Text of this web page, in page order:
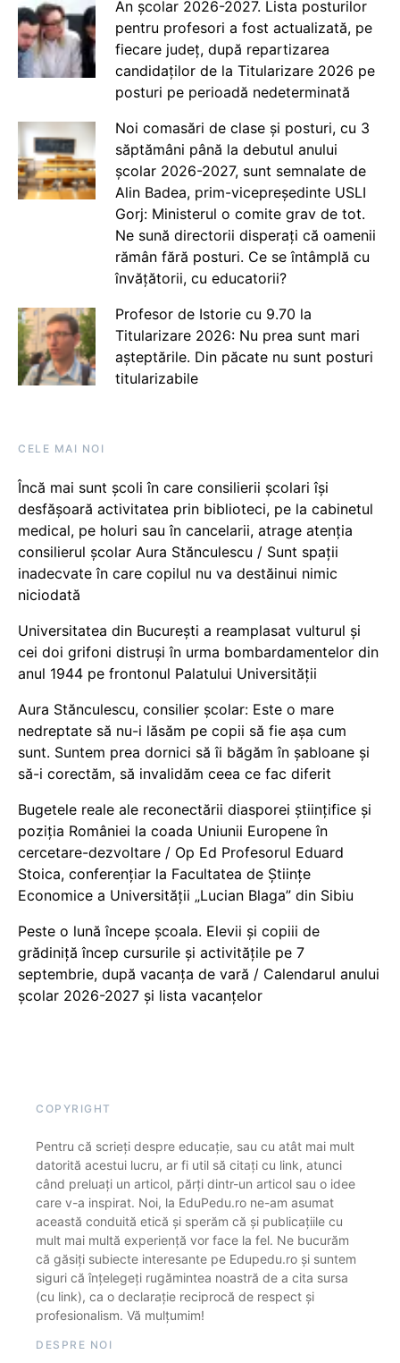
An școlar 2026-2027. Lista posturilor
pentru profesori a fost actualizată, pe
fiecare județ, după repartizarea
candidaților de la Titularizare 2026 pe
posturi pe perioadă nedeterminată
Noi comasări de clase și posturi, cu 3
săptămâni până la debutul anului
școlar 2026-2027, sunt semnalate de
Alin Badea, prim-vicepreședinte USLI
Gorj: Ministerul o comite grav de tot.
Ne sună directorii disperați că oamenii
rămân fără posturi. Ce se întâmplă cu
învățătorii, cu educatorii?
Profesor de Istorie cu 9.70 la
Titularizare 2026: Nu prea sunt mari
așteptările. Din păcate nu sunt posturi
titularizabile
CELE MAI NOI
Încă mai sunt școli în care consilierii școlari își
desfășoară activitatea prin biblioteci, pe la cabinetul
medical, pe holuri sau în cancelarii, atrage atenția
consilierul școlar Aura Stănculescu / Sunt spații
inadecvate în care copilul nu va destăinui nimic
niciodată
Universitatea din București a reamplasat vulturul și
cei doi grifoni distruși în urma bombardamentelor din
anul 1944 pe frontonul Palatului Universității
Aura Stănculescu, consilier școlar: Este o mare
nedreptate să nu-i lăsăm pe copii să fie așa cum
sunt. Suntem prea dornici să îi băgăm în șabloane și
să-i corectăm, să invalidăm ceea ce fac diferit
Bugetele reale ale reconectării diasporei științifice și
poziția României la coada Uniunii Europene în
cercetare-dezvoltare / Op Ed Profesorul Eduard
Stoica, conferențiar la Facultatea de Științe
Economice a Universității „Lucian Blaga” din Sibiu
Peste o lună începe școala. Elevii și copiii de
grădiniță încep cursurile și activitățile pe 7
septembrie, după vacanța de vară / Calendarul anului
școlar 2026-2027 și lista vacanțelor
COPYRIGHT
Pentru că scrieți despre educație, sau cu atât mai mult
datorită acestui lucru, ar fi util să citați cu link, atunci
când preluați un articol, părți dintr-un articol sau o idee
care v-a inspirat. Noi, la EduPedu.ro ne-am asumat
această conduită etică și sperăm că și publicațiile cu
mult mai multă experiență vor face la fel. Ne bucurăm
că găsiți subiecte interesante pe Edupedu.ro și suntem
siguri că înțelegeți rugămintea noastră de a cita sursa
(cu link), ca o declarație reciprocă de respect și
profesionalism. Vă mulțumim!
DESPRE NOI